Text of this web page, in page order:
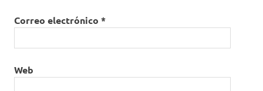
Correo electrónico *
Web